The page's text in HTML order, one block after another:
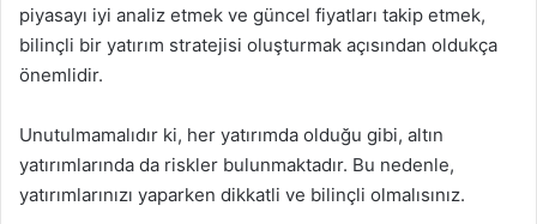
piyasayı iyi analiz etmek ve güncel fiyatları takip etmek,
bilinçli bir yatırım stratejisi oluşturmak açısından oldukça
önemlidir.
Unutulmamalıdır ki, her yatırımda olduğu gibi, altın
yatırımlarında da riskler bulunmaktadır. Bu nedenle,
yatırımlarınızı yaparken dikkatli ve bilinçli olmalısınız.